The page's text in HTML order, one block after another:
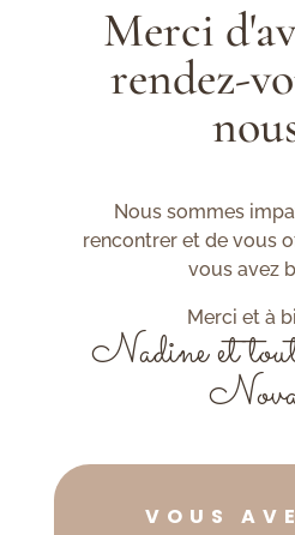
Merci
rendez-
Nous sommes
rencontrer et de vous
vous avez
Merci et à
Nadine et
VOUS